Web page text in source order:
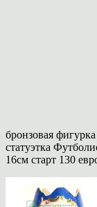
бронзовая фигурка
статуэтка
16см старт 130